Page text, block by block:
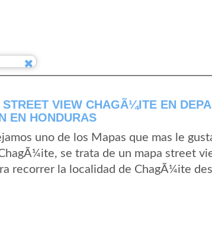
VIEW CHAGÃ¼ITE EN
EN HONDURAS
uno de los Mapas que mas le
se trata de un mapa street
recorrer la localidad de ChagÃ¼ite